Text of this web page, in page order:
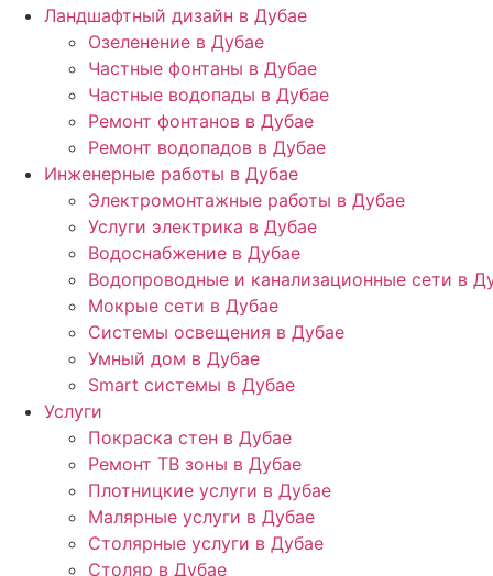
Ландшафтный дизайн в Дубае
Озеленение в Дубае
Частные фонтаны в Дубае
Частные водопады в Дубае
Ремонт фонтанов в Дубае
Ремонт водопадов в Дубае
Инженерные работы в Дубае
Электромонтажные работы в Дубае
Услуги электрика в Дубае
Водоснабжение в Дубае
Водопроводные и канализационные сети в
Мокрые сети в Дубае
Системы освещения в Дубае
Умный дом в Дубае
Smart системы в Дубае
Услуги
Покраска стен в Дубае
Ремонт ТВ зоны в Дубае
Плотницкие услуги в Дубае
Малярные услуги в Дубае
Столярные услуги в Дубае
Столяр в Дубае